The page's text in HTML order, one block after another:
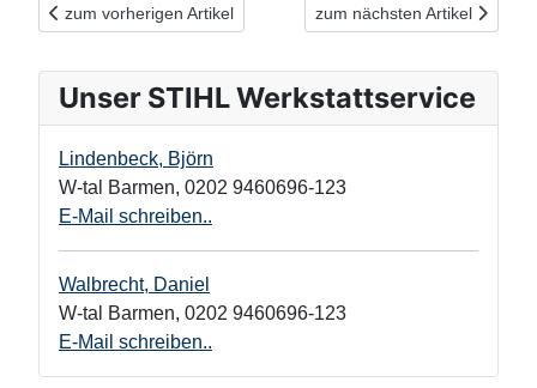
Vorheriger Beitrag: Streusalz: ESCO wird zu K+S - der Inhalt
zum vorherigen Artikel Nächster Beitrag: Bilder
zum nächsten Artikel
Unser STIHL Werkstattservice
Lindenbeck, Björn
W-tal Barmen, 0202 9460696-123
E-Mail schreiben..
Walbrecht, Daniel
W-tal Barmen, 0202 9460696-123
E-Mail schreiben..